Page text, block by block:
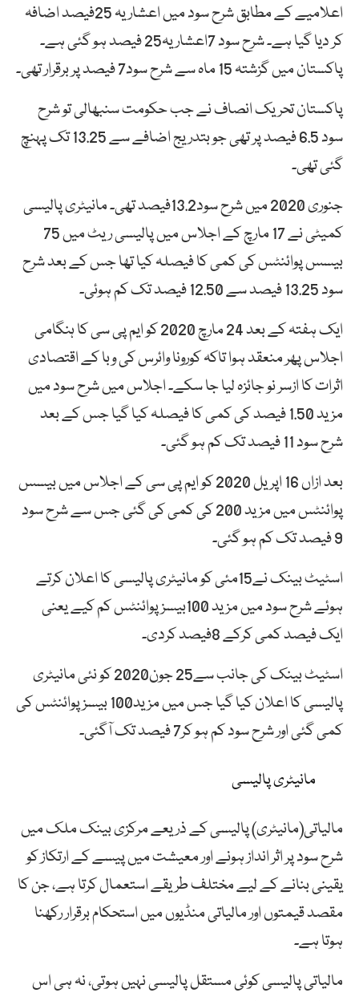
اعلامیے کے مطابق شرح سود میں اعشاریہ 25فیصد اضافہ
کر دیا گیا ہے۔ شرح سود 7اعشاریہ25 فیصد ہو گئی ہے۔
پاکستان میں گزشتہ 15 ماہ سے شرح سود7 فیصد پر برقرار تھی۔
پاکستان تحریک انصاف نے جب حکومت سنبھالی تو شرح
سود 6.5 فیصد پر تھی جو بتدریج اضافے سے 13.25 تک پہنچ
گئی تھی۔
جنوری 2020 میں شرح سود13.2فیصد تھی۔ مانیٹری پالیسی
کمیٹی نے 17 مارچ کے اجلاس میں پالیسی ریٹ میں 75
بیسس پوائنٹس کی کمی کا فیصلہ کیا تھا جس کے بعد شرح
سود 13.25 فیصد سے 12.50 فیصد تک کم ہوئی۔
ایک ہفتہ کے بعد 24 مارچ 2020 کو ایم پی سی کا ہنگامی
اجلاس پھر منعقد ہوا تاکہ کورونا وائرس کی وبا کے اقتصادی
اثرات کا ازسر نو جائزہ لیا جا سکے۔ اجلاس میں شرح سود میں
مزید 1.50 فیصد کی کمی کا فیصلہ کیا گیا جس کے بعد
شرح سود 11 فیصد تک کم ہو گئی۔
بعد ازاں 16 اپریل 2020 کو ایم پی سی کے اجلاس میں بیسس
پوائنٹس میں مزید 200 کی کمی کی گئی جس سے شرح سود
9 فیصد تک کم ہو گئی۔
اسٹیٹ بینک نے15مئی کو مانیٹری پالیسی کا اعلان کرتے
ہوئے شرح سود میں مزید 100بیسز پوائنٹس کم کیے یعنی
ایک فیصد کمی کرکے 8فیصد کردی۔
اسٹیٹ بینک کی جانب سے25 جون2020 کو نئی مانیٹری
پالیسی کا اعلان کیا گیا جس میں مزید100 بیسز پوائنٹس کی
کمی گئی اور شرح سود کم ہو کر7 فیصد تک آگئی۔
مانیٹری پالیسی
مالیاتی(مانیٹری) پالیسی کے ذریعے مرکزی بینک ملک میں
شرح سود پر اثر انداز ہونے اور معیشت میں پیسے کے ارتکاز کو
یقینی بنانے کے لیے مختلف طریقے استعمال کرتا ہے، جن کا
مقصد قیمتوں اور مالیاتی منڈیوں میں استحکام برقرار رکھنا
ہوتا ہے۔
مالیاتی پالیسی کوئی مستقل پالیسی نہیں ہوتی، نہ ہی اس